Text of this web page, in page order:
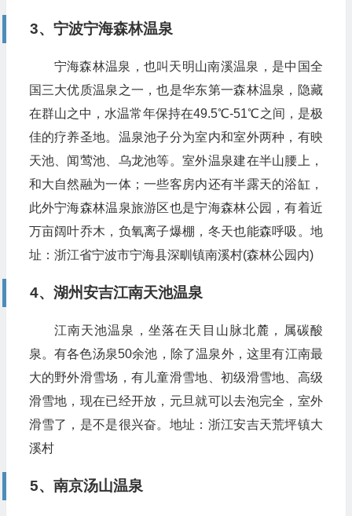
3、宁波宁海森林温泉
宁海森林温泉，也叫天明山南溪温泉，是中国全
国三大优质温泉之一，也是华东第一森林温泉，隐藏
在群山之中，水温常年保持在49.5℃-51℃之间，是极
佳的疗养圣地。温泉池子分为室内和室外两种，有映
天池、闻莺池、乌龙池等。室外温泉建在半山腰上，
和大自然融为一体；一些客房内还有半露天的浴缸，
此外宁海森林温泉旅游区也是宁海森林公园，有着近
万亩阔叶乔木，负氧离子爆棚，冬天也能森呼吸。地
址：浙江省宁波市宁海县深甽镇南溪村(森林公园内)
4、湖州安吉江南天池温泉
江南天池温泉，坐落在天目山脉北麓，属碳酸
泉。有各色汤泉50余池，除了温泉外，这里有江南最
大的野外滑雪场，有儿童滑雪地、初级滑雪地、高级
滑雪地，现在已经开放，元旦就可以去泡完全，室外
滑雪了，是不是很兴奋。地址：浙江安吉天荒坪镇大
溪村
5、南京汤山温泉